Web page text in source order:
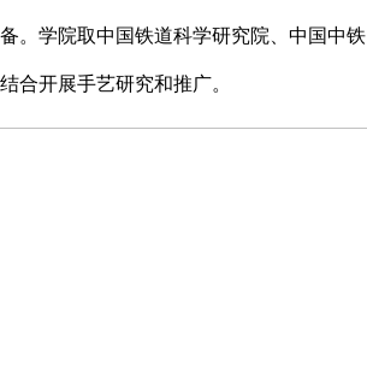
。学院取中国铁道科学研究院、中国
合开展手艺研究和推广。